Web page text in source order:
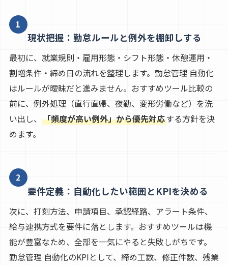
1
現状把握：勤怠ルールと例外を棚卸しする
最初に、就業規則・雇用形態・シフト形態・休憩運用・
割増条件・締め日の流れを整理します。勤怠管理 自動化
はルールが曖昧だと進みません。おすすめツール比較の
前に、例外処理（直行直帰、夜勤、変形労働など）を洗
い出し、 「頻度が高い例外」から優先対応する方針を決
めます。
2
要件定義：自動化したい範囲とKPIを決める
次に、打刻方法、申請項目、承認経路、アラート条件、
給与連携方式を要件に落とします。おすすめツールは機
能が豊富なため、全部を一気にやると失敗しがちです。
勤怠管理 自動化のKPIとして、締め工数、修正件数、残業